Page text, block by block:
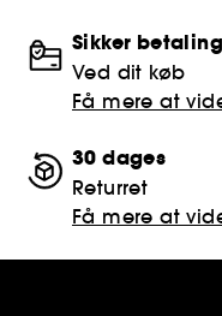
Sikker betaling
Ved dit køb
Få mere at
30 dages
Returret
Få mere at